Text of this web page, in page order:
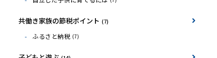
共働き家族の節税ポイント (7)
ふるさと納税 (7)